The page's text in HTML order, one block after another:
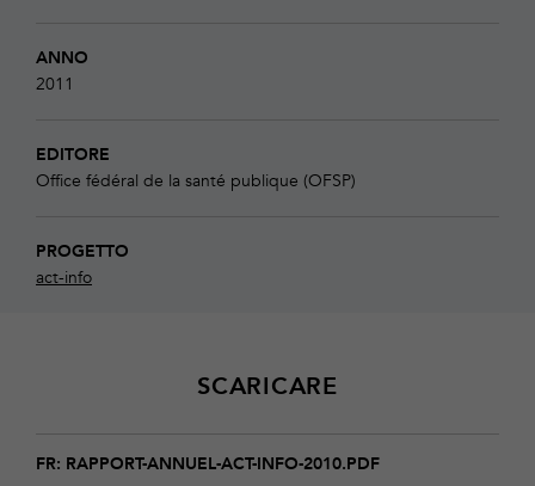
ANNO
2011
EDITORE
Office fédéral de la santé publique (OFSP)
PROGETTO
act-info
SCARICARE
FR: RAPPORT-ANNUEL-ACT-INFO-2010.PDF
rapport-